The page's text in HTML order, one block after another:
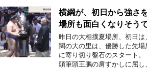
横綱が、初日から強さ
場所も面白くなりそう
昨日の大相撲夏場所、初日
関の大の里は、優勝した先
に寄り切り盤石のスタート
頭筆頭王鵬の肩すかしに屈